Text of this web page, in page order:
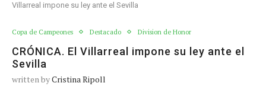
Villarreal impone su ley ante el Sevilla
Copa de Campeones Destacado Division de Honor
CRÓNICA. El Villarreal impone su ley ante el
Sevilla
written byCristina Ripoll